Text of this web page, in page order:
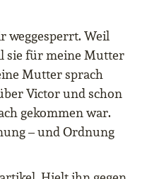
weggesperrt. Weil
sie für meine Mutter
Mutter sprach
Victor und schon
gekommen war.
– und Ordnung